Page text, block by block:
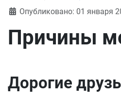
Опубликовано: 01 января
Причины
Дорогие